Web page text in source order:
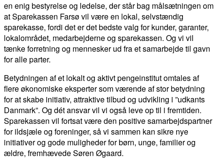
en enig bestyrelse og ledelse, der står bag målsætningen om
at Sparekassen Farsø vil være en lokal, selvstændig
sparekasse, fordi det er det bedste valg for kunder, garanter,
lokalområdet, medarbejderne og sparekassen. Og vi vil
tænke forretning og mennesker ud fra et samarbejde til gavn
for alle parter.
Betydningen af et lokalt og aktivt pengeinstitut omtales af
flere økonomiske eksperter som værende af stor betydning
for at skabe initiativ, attraktive tilbud og udvikling i ”udkants
Danmark”. Og dét ansvar vil vi også leve op til i fremtiden.
Sparekassen vil fortsat være den positive samarbejdspartner
for ildsjæle og foreninger, så vi sammen kan sikre nye
initiativer og gode muligheder for børn, unge, familier og
ældre, fremhævede Søren Øgaard.